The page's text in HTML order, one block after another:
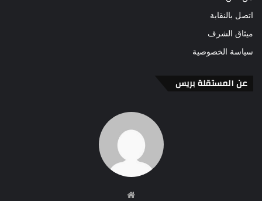
اتصل بالنقابة
ميثاق الشرف
سياسة الخصوصية
عن المستقلة بريس